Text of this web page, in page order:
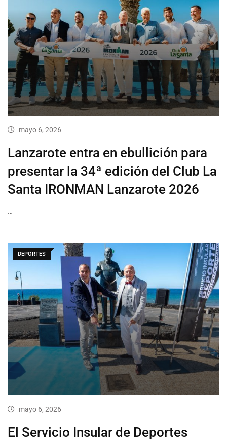
mayo 6, 2026
Lanzarote entra en ebullición para
presentar la 34ª edición del Club La
Santa IRONMAN Lanzarote 2026
…
DEPORTES
mayo 6, 2026
El Servicio Insular de Deportes